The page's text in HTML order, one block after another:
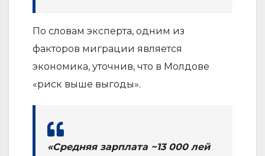
По словам эксперта, одним из
факторов миграции является
экономика, уточнив, что в Молдове
«риск выше выгоды».
«Средняя зарплата ~13 000 лей